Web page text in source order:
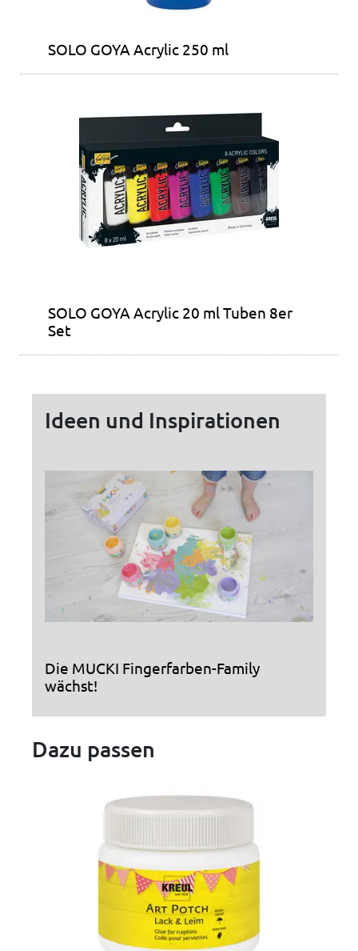
SOLO GOYA Acrylic 250 ml
SOLO GOYA Acrylic 20 ml Tuben 8er
Set
Ideen und Inspirationen
Die MUCKI Fingerfarben-Family
wächst!
Dazu passen